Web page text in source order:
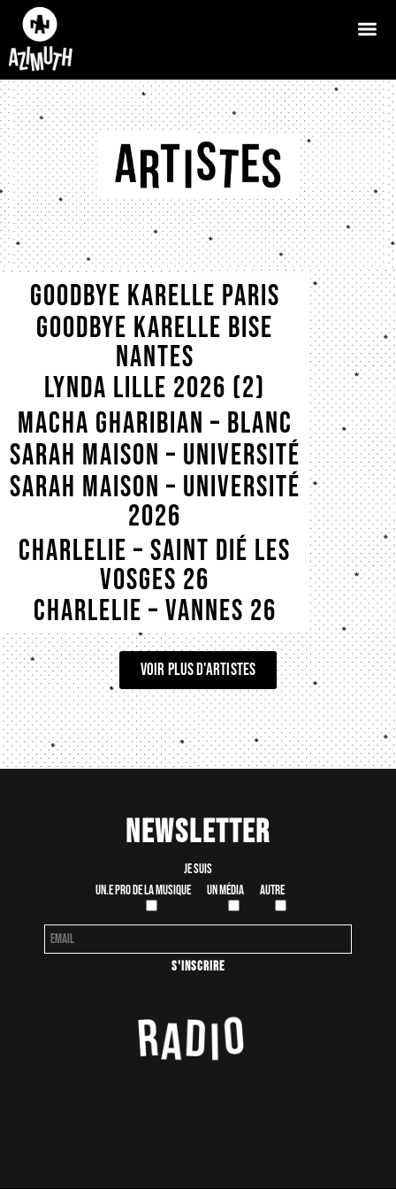
Goodbye karelle Paris
Point FMR
Goodbye Karelle bise
Nantes
LYNDA LILLE 2026 (2)
LYNDA SAINT MALO 26
Macha Gharibian – blanc
Menil 2026
Sarah Maison – Université
2026
Sarah Maison – Université
2026
Sarah Maison – EMB 26
CHARLELIE – SAINT DIÉ LES
VOSGES 26
CHARLELIE – VANNES 26
voir plus d'artistes
Newsletter
Je suis
Un.e pro de la musique
Un média Autre